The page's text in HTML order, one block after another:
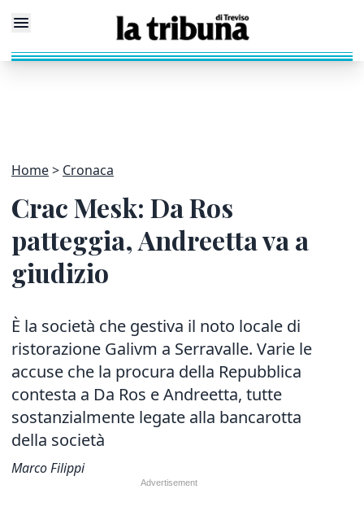
Home Cronaca
Crac Mesk: Da Ros
patteggia, Andreetta va a
giudizio
È la società che gestiva il noto locale di
ristorazione Galivm a Serravalle. Varie le
accuse che la procura della Repubblica
contesta a Da Ros e Andreetta, tutte
sostanzialmente legate alla bancarotta
della società
Marco Filippi